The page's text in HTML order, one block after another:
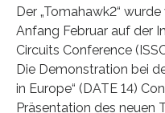
Der „Tomahawk2“
Anfang Februar auf der
Circuits Conference
Die Demonstration bei
in Europe“ (DATE 14)
Präsentation des neuen